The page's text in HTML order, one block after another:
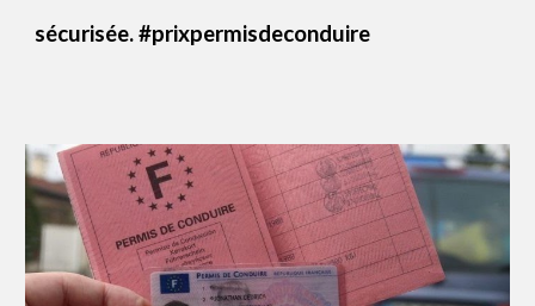
sécurisée. #prixpermisdeconduire